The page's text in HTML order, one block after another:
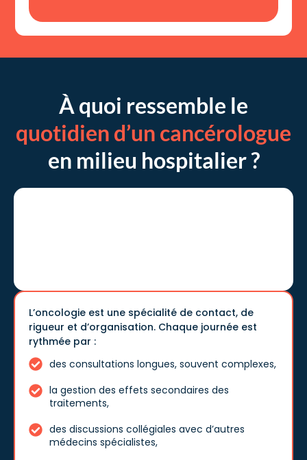
À quoi ressemble le
quotidien d’un cancérologue
en milieu hospitalier ?
L’oncologie est une spécialité de contact, de
rigueur et d’organisation. Chaque journée est
rythmée par :
des consultations longues, souvent complexes,
la gestion des effets secondaires des
traitements,
des discussions collégiales avec d’autres
médecins spécialistes,